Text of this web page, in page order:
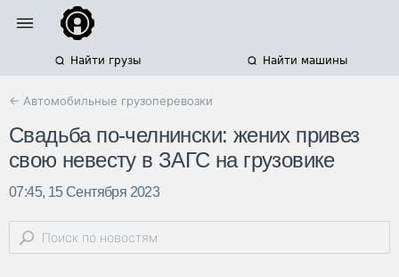
Найти грузы Найти машины
← Автомобильные грузоперевозки
Свадьба по-челнински: жених привез
свою невесту в ЗАГС на грузовике
07:45, 15 Сентября 2023